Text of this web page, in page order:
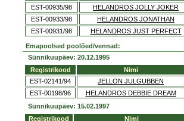
EST-00935/98
HELANDROS JOLLY JOKER
EST-00933/98
HELANDROS JONATHAN
EST-00931/98
HELANDROS JUST PERFECT
Emapoolsed poolõed/vennad:
Sünnikuupäev: 20.12.1995
Registrikood
Nimi
EST-02141/94
JELLON JULGUBBEN
EST-00198/96
HELANDROS DEBBIE DREAM
Sünnikuupäev: 15.02.1997
Registrikood
Nimi